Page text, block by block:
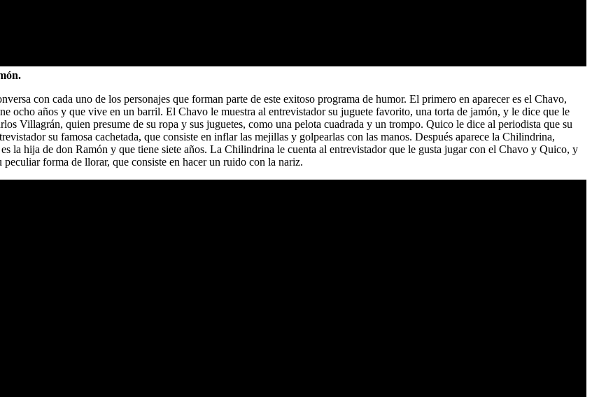
con cada uno de los personajes que forman parte de este exitoso programa de humor. El primero en aparecer es el Chavo,
ocho años y que vive en un barril. El Chavo le muestra al entrevistador su juguete favorito, una torta de jamón, y le dice que le
Villagrán, quien presume de su ropa y sus juguetes, como una pelota cuadrada y un trompo. Quico le dice al periodista que su
su famosa cachetada, que consiste en inflar las mejillas y golpearlas con las manos. Después aparece la Chilindrina,
la hija de don Ramón y que tiene siete años. La Chilindrina le cuenta al entrevistador que le gusta jugar con el Chavo y Quico, y
forma de llorar, que consiste en hacer un ruido con la nariz.